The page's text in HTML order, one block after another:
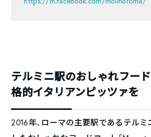
テルミニ駅のおしゃれフー
格的イタリアンピッツァを
2016年、ローマの主要駅であるテルミ